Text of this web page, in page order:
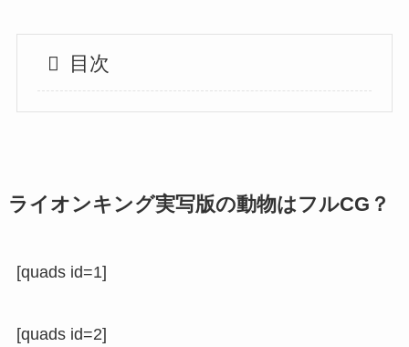
目次
ライオンキング実写版の動物はフルCG？
[quads id=1]
[quads id=2]